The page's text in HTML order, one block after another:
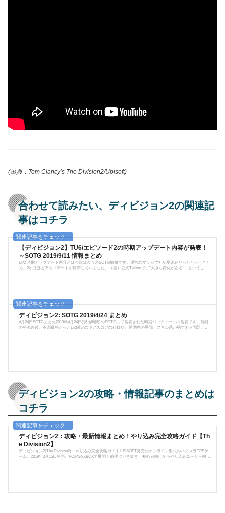
(出典：Tom Clancy’s The Division2/Ubisoft)
合わせて読みたい、ディビジョン2の関連記
事はコチラ
【ディビジョン2】TU6/エピソード2の時期アップデート内容が発表！
～SOTG 2019/9/11 情報まとめ
EP2 時期アップデート内容とは今回は久々のSOTG情報です。運営のマッシブ社が夏休みだったということ
で、2か月ほどアップデートが停滞していました。（笑）公式Twitterで、"大きな変化がある"…ということ
ディビジョン2: SOTG 2019/4/24 まとめ
4月24日SOTGまとめ2019年4月24日(現地時間)のSOTGにて発表された時期パッチノートの発表です。前回
の発表以後、不満爆発だったDZ限定のギアスコアの仕様や、再調整の手間、スキル系が弱すぎる問題、ク
ディビジョン2の攻略・情報記事のまとめは
コチラ
ディビジョン2：攻略・最新情報まとめ！やり込み完全攻略ガイド【Th
e Division2】
ディビジョン2(The Division2)・やり込み完全攻略ガイドUBISOFT発売のオンライン形式のハクスラTPSゲ
ーム。2019年3月15日発売。PC/PS4/XBOXで展開！前作に引き続き、初心者向けからやり込みユーザー向け